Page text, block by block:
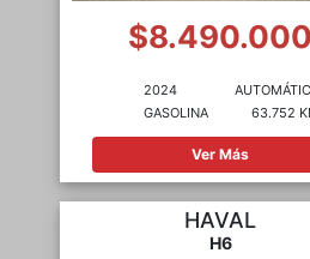
2024
GASOLINA
63.752
Ver Más
HAVAL
H6